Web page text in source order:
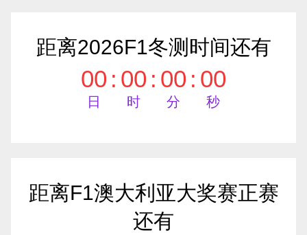
距离2026F1冬测时间还有
00
日
: 00
时
: 00
分
: 00
秒
距离F1澳大利亚大奖赛正赛
还有